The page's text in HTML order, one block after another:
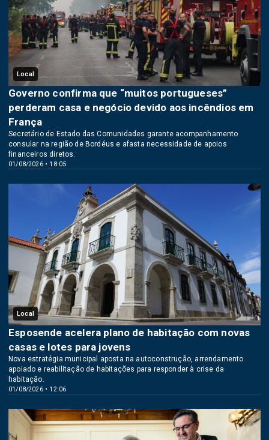
Local
01/08/2026 • 18:05
Governo confirma que “muitos portugueses”
perderam casa e negócio devido aos incêndios em
França
Secretário de Estado das Comunidades garante acompanhamento
consular na região de Bordéus e afasta necessidade de apoios
financeiros diretos.
Local
01/08/2026 • 12:06
Esposende acelera plano de habitação com novas
casas e lotes para jovens
Nova estratégia municipal aposta na autoconstrução, arrendamento
apoiado e reabilitação de habitações para responder à crise da
habitação.